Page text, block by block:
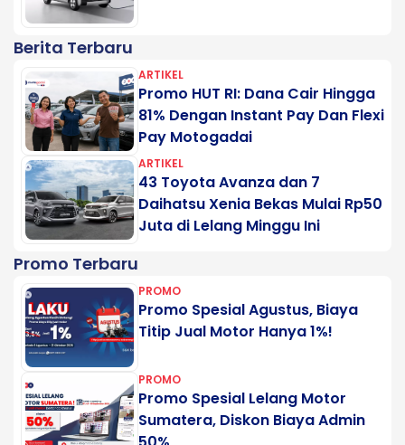
Berita Terbaru
ARTIKEL
Promo HUT RI: Dana Cair Hingga
81% Dengan Instant Pay Dan Flexi
Pay Motogadai
ARTIKEL
43 Toyota Avanza dan 7
Daihatsu Xenia Bekas Mulai Rp50
Juta di Lelang Minggu Ini
Promo Terbaru
PROMO
Promo Spesial Agustus, Biaya
Titip Jual Motor Hanya 1%!
PROMO
Promo Spesial Lelang Motor
Sumatera, Diskon Biaya Admin